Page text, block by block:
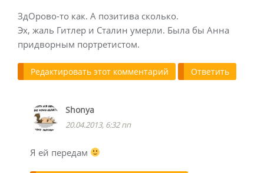
ЗдОрово-то как. А позитива сколько.
Эх, жаль Гитлер и Сталин умерли. Была бы Анна
придворным портретистом.
Редактировать этот комментарий Ответить
Shonya
20.04.2013, 6:32 пп
Я ей передам